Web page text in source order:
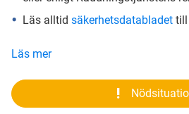
Läs alltid säkerhetsdatabladet till
Läs mer